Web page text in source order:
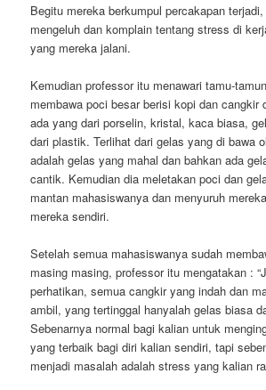
Begitu mereka berkumpul percakapan
mengeluh dan komplain tentang stress di
yang mereka jalani.
Kemudian professor itu menawari tamu-
membawa poci besar berisi kopi dan cangkir
ada yang dari porselin, kristal, kaca biasa,
dari plastik. Terlihat dari gelas yang di bawa
adalah gelas yang mahal dan bahkan ada
cantik. Kemudian dia meletakan poci dan
mantan mahasiswanya dan menyuruh
mereka sendiri.
Setelah semua mahasiswanya sudah
masing masing, professor itu mengatakan :
perhatikan, semua cangkir yang indah dan
ambil, yang tertinggal hanyalah gelas biasa
Sebenarnya normal bagi kalian untuk
yang terbaik bagi diri kalian sendiri, tapi
menjadi masalah adalah stress yang kalian